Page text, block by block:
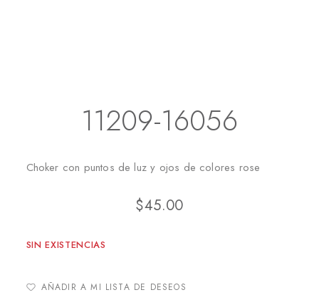
11209-16056
Choker con puntos de luz y ojos de colores rose
$45.00
SIN EXISTENCIAS
AÑADIR A MI LISTA DE DESEOS